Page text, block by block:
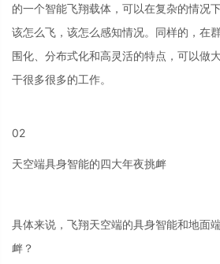
的一个智能飞翔载体，可以在复杂的情况
该怎么飞，该怎么感知情况。同样的，在
围化、分布式化和高灵活的特点，可以做
干很多很多的工作。
02
天空端具身智能的四大年夜挑衅
具体来说，飞翔天空端的具身智能和地面
衅？